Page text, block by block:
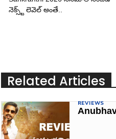
నెక్స్ట్ లెవెల్ అంతే..
Related Articles
REVIEWS